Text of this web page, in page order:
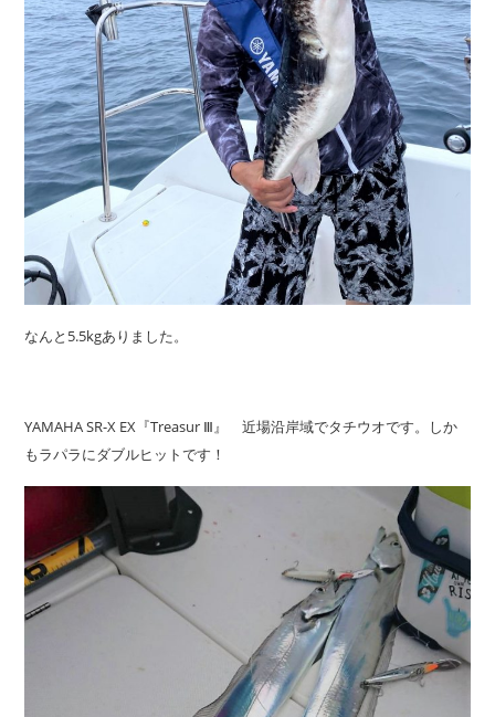
なんと5.5kgありました。
YAMAHA SR-X EX『Treasur Ⅲ』 近場沿岸域でタチウオです。しか
もラパラにダブルヒットです！